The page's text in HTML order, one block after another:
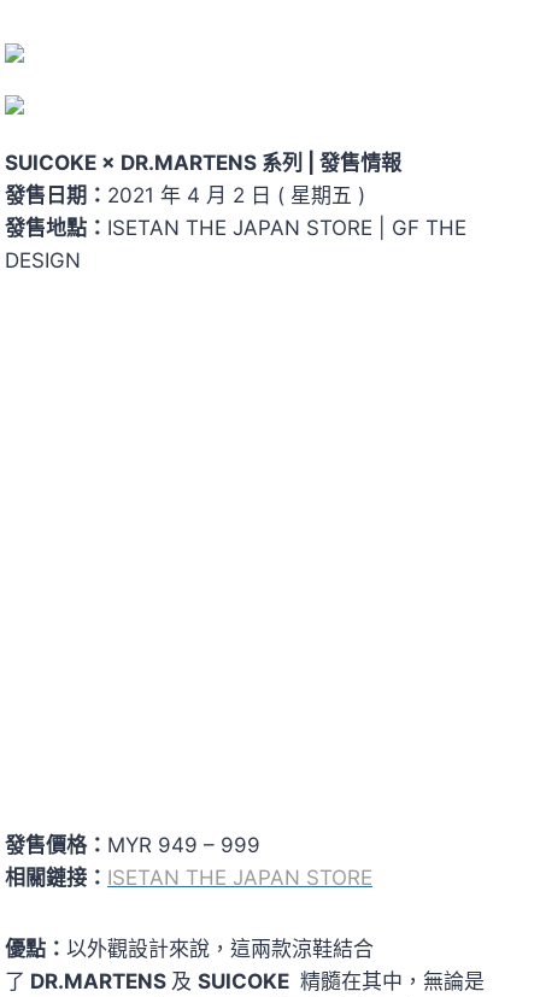
SUICOKE × DR.MARTENS 系列 | 發售情報
發售日期： 2021 年 4 月 2 日 ( 星期五 )
發售地點： ISETAN THE JAPAN STORE | GF THE
DESIGN
發售價格： MYR 949 – 999
相關鏈接： ISETAN THE JAPAN STORE
優點： 以外觀設計來說，這兩款涼鞋結合
了 DR.MARTENS 及 SUICOKE 精髓在其中，無論是